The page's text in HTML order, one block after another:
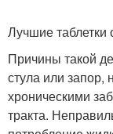
Лучшие таблетки
Причины такой
стула или запор,
хроническими
тракта.